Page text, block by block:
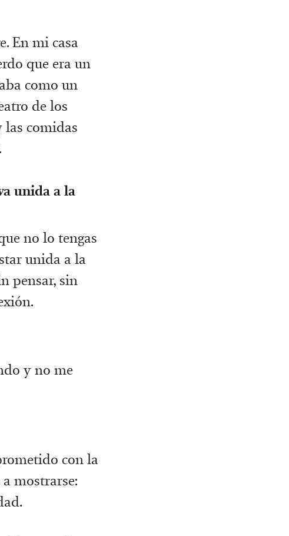
En mi casa
que era un
como un
de los
las comidas
unida a la
no lo tengas
unida a la
pensar, sin
y no me
con la
mostrarse: